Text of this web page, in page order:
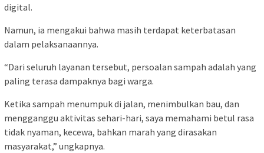
digital.
Namun, ia mengakui bahwa masih terdapat keterbatasan
dalam pelaksanaannya.
“Dari seluruh layanan tersebut, persoalan sampah adalah yang
paling terasa dampaknya bagi warga.
Ketika sampah menumpuk di jalan, menimbulkan bau, dan
mengganggu aktivitas sehari-hari, saya memahami betul rasa
tidak nyaman, kecewa, bahkan marah yang dirasakan
masyarakat,” ungkapnya.